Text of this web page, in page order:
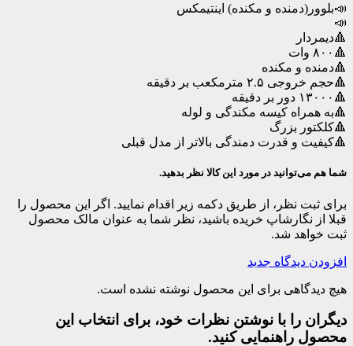
📣بلوور(دمنده و مکنده) اینتیمکس
📣
🔺دیمردار
🔺۸۰۰ وات
🔺دمنده و مکنده
🔺حجم خروجی ۲.۵ مترمکعب بر دقیقه
🔺۱۳۰۰۰ دور بر دقیقه
🔺به همراه کیسه مکندگی و لوله
🔺کلکتور بزرگ
🔺کیفیت و قدرت دمندگی بالاتر از مدل قبلی
شما هم می‌توانید در مورد این کالا نظر بدهید.
برای ثبت نظر، از طریق دکمه زیر اقدام نمایید. اگر این محصول را
قبلا از نگارشاپ خریده باشید، نظر شما به عنوان مالک محصول
ثبت خواهد شد.
افزودن دیدگاه جدید
هیچ دیدگاهی برای این محصول نوشته نشده است.
دیگران را با نوشتن نظرات خود، برای انتخاب این
محصول راهنمایی کنید.